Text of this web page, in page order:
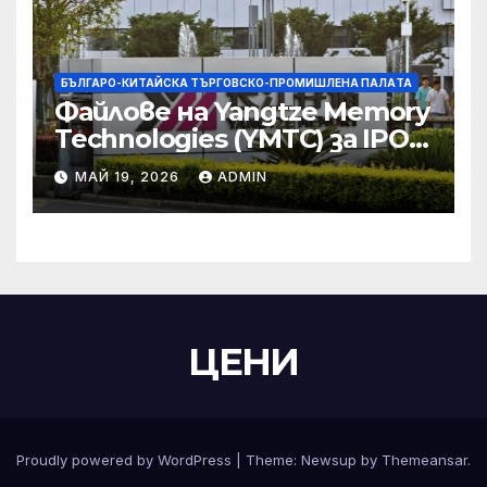
БЪЛГАРО-КИТАЙСКА ТЪРГОВСКО-ПРОМИШЛЕНА ПАЛAТА
Файлове на Yangtze Memory
Technologies (YMTC) за IPO
на STAR Market
МАЙ 19, 2026 ADMIN
ЦЕНИ
Proudly powered by WordPress Theme: Newsup by Themeansar.